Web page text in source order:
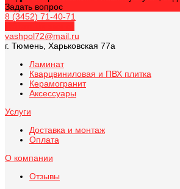
Задать вопрос
8 (3452) 71-40-71
vashpol72@mail.ru
г. Тюмень, Харьковская 77а
Ламинат
Кварцвиниловая и ПВХ плитка
Керамогранит
Аксессуары
Услуги
Доставка и монтаж
Оплата
О компании
Отзывы